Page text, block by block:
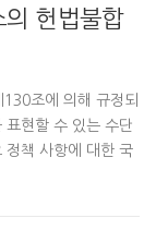
의 헌법불합
조에 의해 규정되
표현할 수 있는 수단
정책 사항에 대한 국